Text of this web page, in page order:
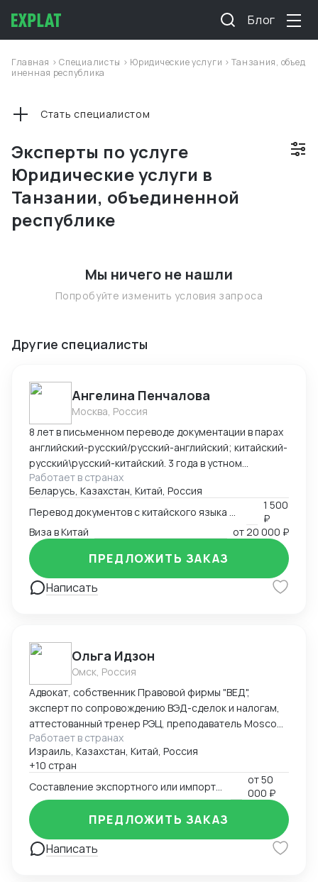
Блог
Главная >Специалисты > Юридические услуги >Танзания, объед
иненная республика
Эксперты по услуге
Юридические услуги в
Танзании, объединенной
республике
Стать специалистом
Мы ничего не нашли
Попробуйте изменить условия запроса
Другие специалисты
Ангелина Пенчалова
Москва, Россия
8 лет в письменном переводе документации в парах
английский-русский/русский-английский; китайский-
русский\русский-китайский. 3 года в устном
переводе в паре китайский-русский\русский-
китайский.
Работает в странах
Беларусь, Казахстан, Китай, Россия
1 500
₽
Виза в Китай
от20 000 ₽
Написать
ПРЕДЛОЖИТЬ ЗАКАЗ
Ольга Идзон
Омск, Россия
Адвокат, собственник Правовой фирмы "ВЕД",
эксперт по сопровождению ВЭД-сделок и налогам,
аттестованный тренер РЭЦ, преподаватель Moscow
Digital School. Неоднократно признана одним из
лучших юристов по ВЭД рейтингом юристов России
Право.ру-300, Коммерсантъ. Деятельность фирмы
"ВЕД" по направлению ВЭД отмечена Forbes Legal.
Работает в странах
Израиль, Казахстан, Китай, Россия
+10 стран
от50
000 ₽
Написать
ПРЕДЛОЖИТЬ ЗАКАЗ